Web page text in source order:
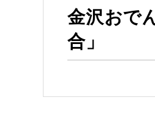
金沢おで
合」